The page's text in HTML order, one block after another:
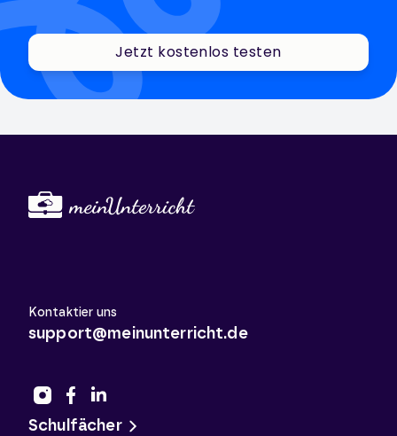
Jetzt kostenlos testen
Kontaktier uns
support@meinunterricht.de
Schulfächer